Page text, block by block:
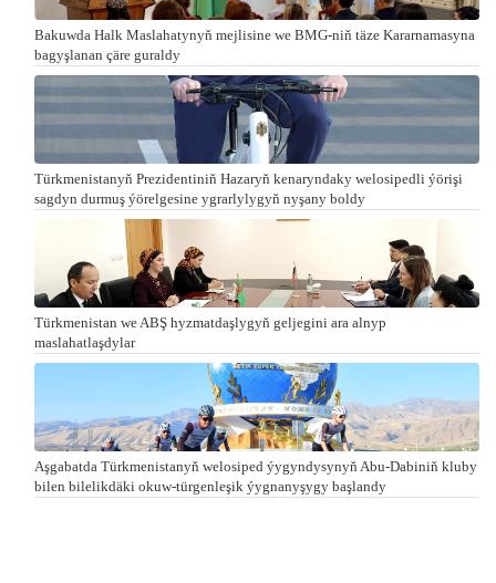
Bakuwda Halk Maslahatynyň mejlisine we BMG-niň täze Kararnamasyna
bagyşlanan çäre guraldy
Türkmenistanyň Prezidentiniň Hazaryň kenaryndaky welosipedli ýörişi
sagdyn durmuş ýörelgesine ygrarlylygyň nyşany boldy
Türkmenistan we ABŞ hyzmatdaşlygyň geljegini ara alnyp
maslahatlaşdylar
Aşgabatda Türkmenistanyň welosiped ýygyndysynyň Abu-Dabiniň kluby
bilen bilelikdäki okuw-türgenleşik ýygnanyşygy başlandy